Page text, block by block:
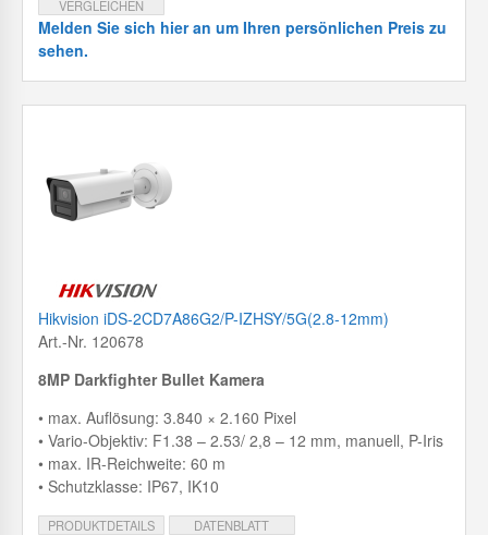
VERGLEICHEN
Melden Sie sich hier an um Ihren persönlichen Preis zu
sehen.
Hikvision iDS-2CD7A86G2/P-IZHSY/5G(2.8-12mm)
Art.-Nr. 120678
8MP Darkfighter Bullet Kamera
• max. Auflösung: 3.840 × 2.160 Pixel
• Vario-Objektiv: F1.38 – 2.53/ 2,8 – 12 mm, manuell, P-Iris
• max. IR-Reichweite: 60 m
• Schutzklasse: IP67, IK10
PRODUKTDETAILS
DATENBLATT